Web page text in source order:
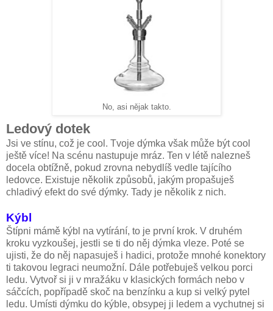
No, asi nějak takto.
Ledový dotek
Jsi ve stínu, což je cool. Tvoje dýmka však může být cool
ještě více! Na scénu nastupuje mráz. Ten v létě nalezneš
docela obtížně, pokud zrovna nebydlíš vedle tajícího
ledovce. Existuje několik způsobů, jakým propašuješ
chladivý efekt do své dýmky. Tady je několik z nich.
Kýbl
Štípni mámě kýbl na vytírání, to je první krok. V druhém
kroku vyzkoušej, jestli se ti do něj dýmka vleze. Poté se
ujisti, že do něj napasuješ i hadici, protože mnohé konektory
ti takovou legraci neumožní. Dále potřebuješ velkou porci
ledu. Vytvoř si ji v mražáku v klasických formách nebo v
sáčcích, popřípadě skoč na benzínku a kup si velký pytel
ledu. Umísti dýmku do kýble, obsypej ji ledem a vychutnej si